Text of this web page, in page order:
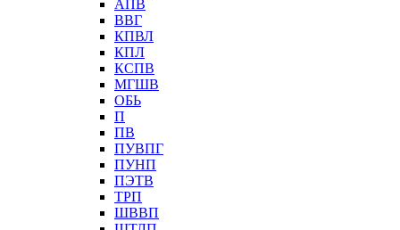
АПВ
ВВГ
КПВЛ
КПЛ
КСПВ
МГШВ
ОБЬ
П
ПВ
ПУВПГ
ПУНП
ПЭТВ
ТРП
ШВВП